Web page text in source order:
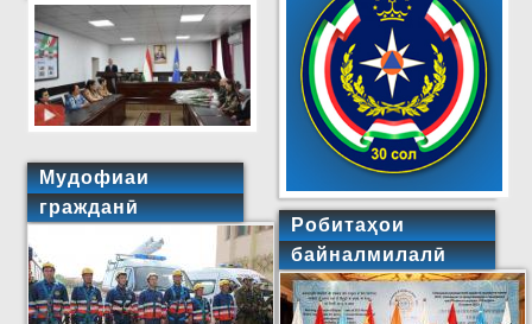
Мудофиаи
гражданӣ
Робитаҳои
байналмилалӣ